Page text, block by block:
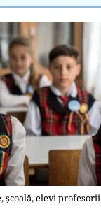
școală, elevi profesorii